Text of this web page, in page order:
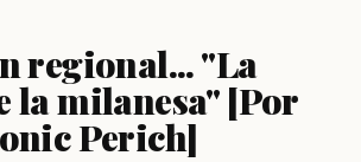
regional... "La
la milanesa" [Por
Perich]